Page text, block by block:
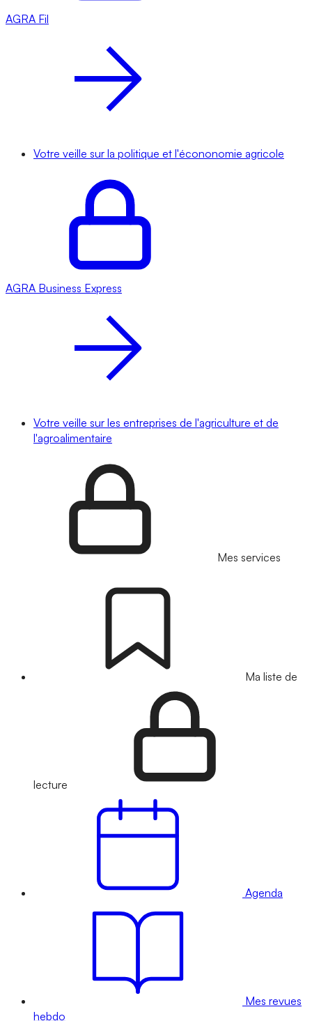
AGRA Fil
Votre veille sur la politique et l'écononomie agricole
AGRA Business Express
Votre veille sur les entreprises de l'agriculture et de
l'agroalimentaire
Mes services
Ma liste de
lecture
Agenda
Mes revues
hebdo